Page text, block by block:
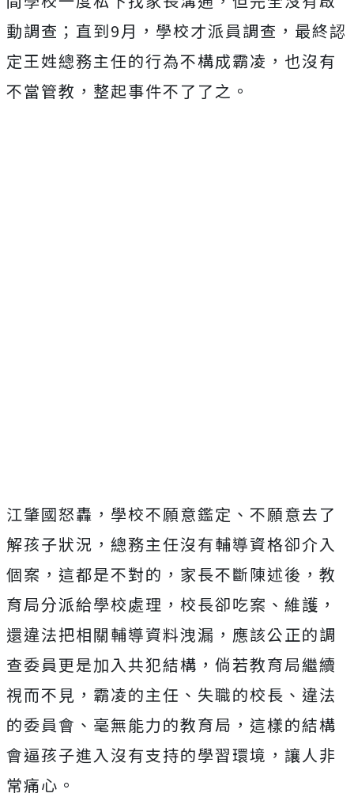
動調查；直到9月，學校才派員調查，最終認
定王姓總務主任的行為不構成霸凌，也沒有
不當管教，整起事件不了了之。
江肇國怒轟，學校不願意鑑定、不願意去了
解孩子狀況，總務主任沒有輔導資格卻介入
個案，這都是不對的，家長不斷陳述後，教
育局分派給學校處理，校長卻吃案、維護，
還違法把相關輔導資料洩漏，應該公正的調
查委員更是加入共犯結構，倘若教育局繼續
視而不見，霸凌的主任、失職的校長、違法
的委員會、毫無能力的教育局，這樣的結構
會逼孩子進入沒有支持的學習環境，讓人非
常痛心。